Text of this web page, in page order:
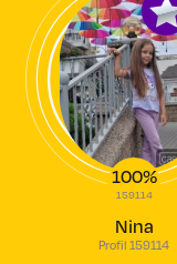
100%
159114
Nina
Profil 159114